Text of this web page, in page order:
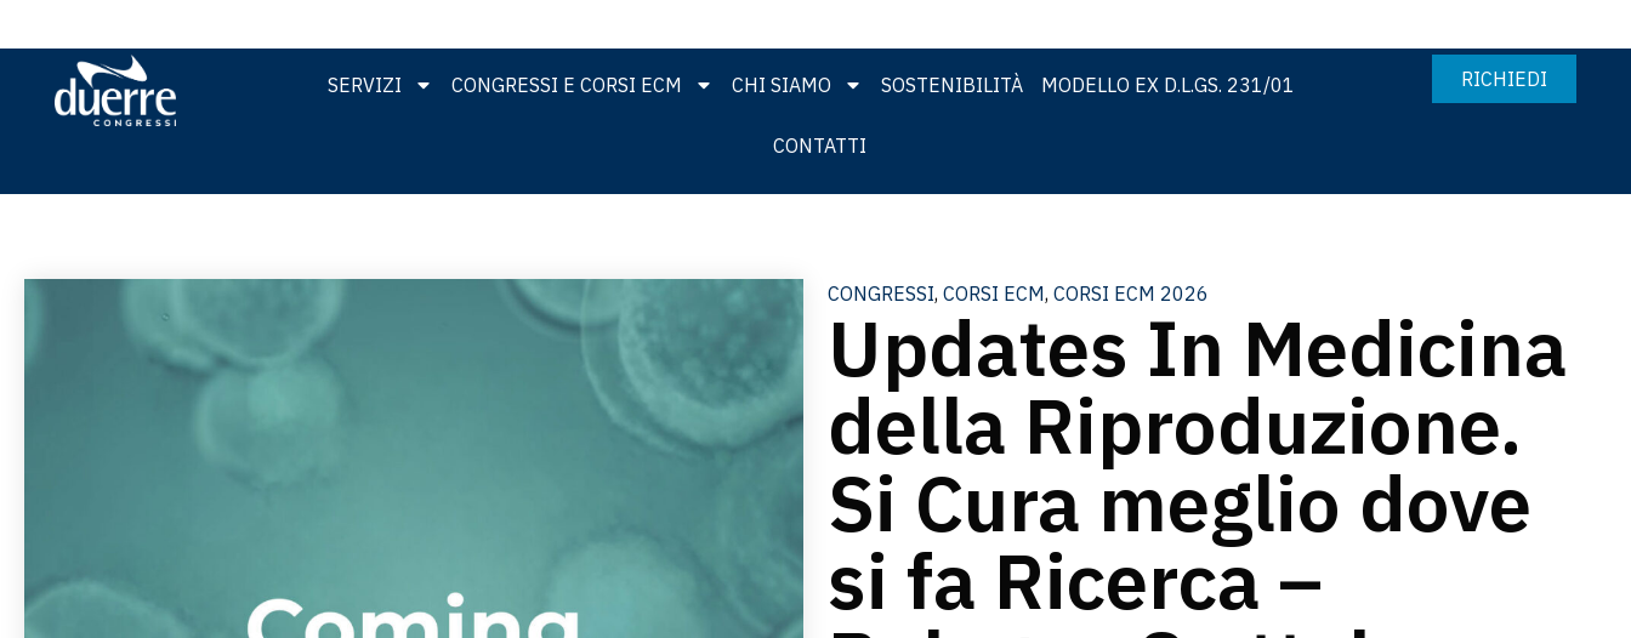
SERVIZI CONGRESSI E CORSI ECM CHI SIAMO SOSTENIBILITÀ MODELLO EX D.L.GS. 231/01
CONTATTI
RICHIEDI
CONGRESSI, CORSI ECM, CORSI ECM 2026
Updates In Medicina
della Riproduzione.
Si Cura meglio dove
si fa Ricerca –